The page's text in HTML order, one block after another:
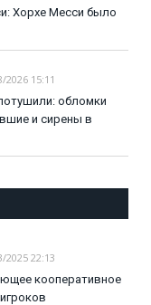
Хорхе Месси было
2026 15:11
обломки
и сирены в
2025 22:13
кооперативное